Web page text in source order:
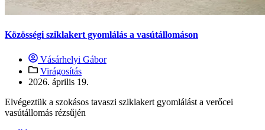
Közösségi sziklakert gyomlálás a vasútállomáson
Vásárhelyi Gábor
Virágosítás
2026. április 19.
Elvégeztük a szokásos tavaszi sziklakert gyomlálást a verőcei
vasútállomás rézsűjén